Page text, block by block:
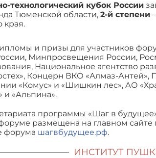
технологический кубок России
Тюменской области, 2-й степени
края.
и призы для участников
Минпросвещения России,
Национальное агентство
Концерн ВКО «Алмаз-Антей»,
«Комус» и «Шишкин лес», АО
и «Альпина».
программы «Шаг в
размещена на главном
форума шагвбудущее.рф.
ИНСТИТУТ